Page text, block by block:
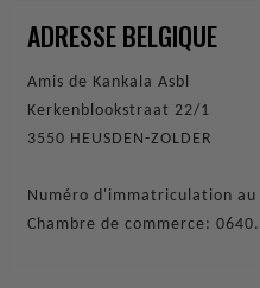
ADRESSE BELGIQUE
Amis de Kankala Asbl
Kerkenblookstraat 22/1
3550 HEUSDEN-ZOLDER
Numéro d'immatriculation
Chambre de commerce: